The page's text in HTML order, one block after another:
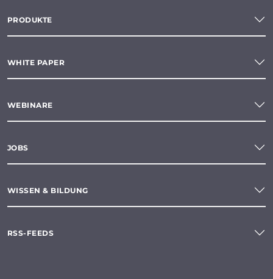
PRODUKTE
WHITE PAPER
WEBINARE
JOBS
WISSEN & BILDUNG
RSS-FEEDS